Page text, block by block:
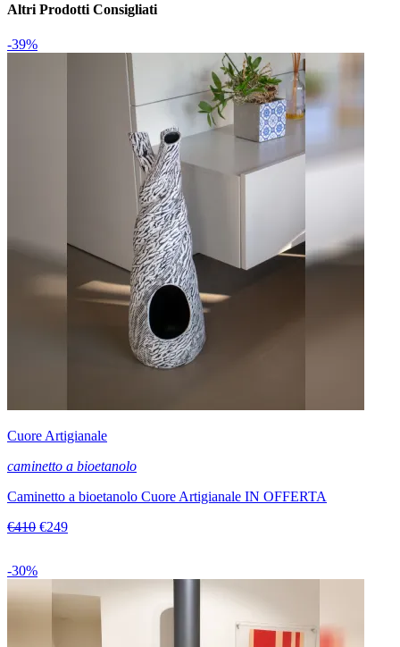
Altri Prodotti Consigliati
-39%
Cuore Artigianale
caminetto a bioetanolo
Caminetto a bioetanolo Cuore Artigianale IN OFFERTA
€410 €249
-30%